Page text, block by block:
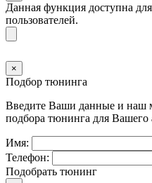
Данная функция доступна
пользователей.
×
Подбор тюнинга
Введите Ваши данные и наш
подбора тюнинга для Вашего
Имя:
Телефон:
Подобрать тюнинг